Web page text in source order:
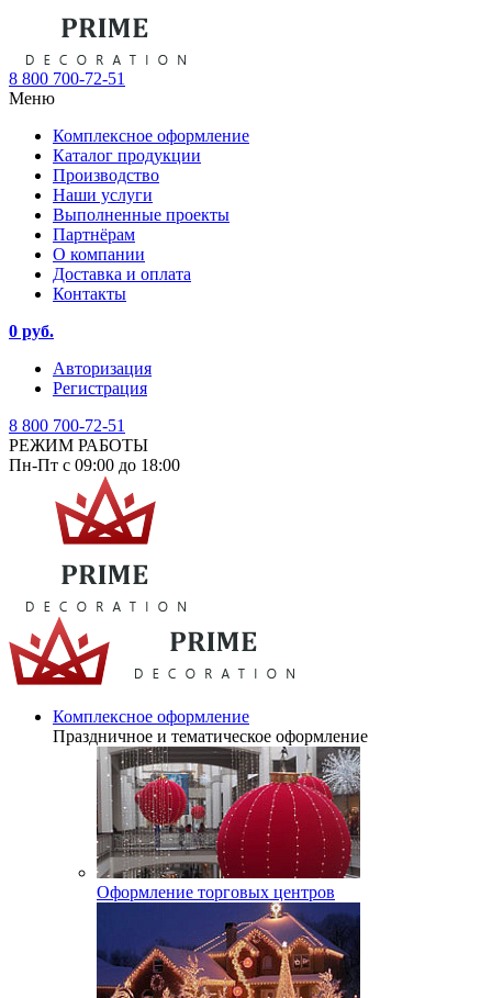
8 800 700-72-51
Меню
Комплексное оформление
Каталог продукции
Производство
Наши услуги
Выполненные проекты
Партнёрам
О компании
Доставка и оплата
Контакты
0 руб.
Авторизация
Регистрация
8 800 700-72-51
РЕЖИМ РАБОТЫ
Пн-Пт с 09:00 до 18:00
Комплексное оформление
Праздничное и тематическое оформление
Оформление торговых центров